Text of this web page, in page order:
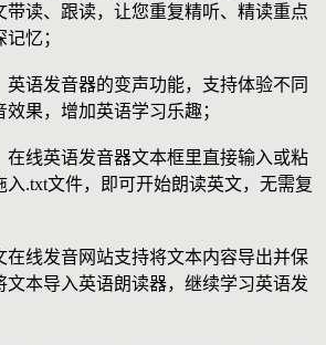
带读、跟读，让您重复精听、精读重点
忆；
英语发音器的变声功能，支持体验不同
果，增加英语学习乐趣；
在线英语发音器文本框里直接输入或粘
入.txt文件，即可开始朗读英文，无需复
在线发音网站支持将文本内容导出并保
文本导入英语朗读器，继续学习英语发